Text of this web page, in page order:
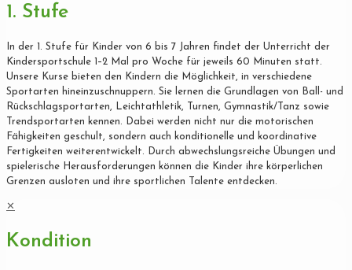
1. Stufe
In der 1. Stufe für Kinder von 6 bis 7 Jahren findet der Unterricht der
Kindersportschule 1–2 Mal pro Woche für jeweils 60 Minuten statt.
Unsere Kurse bieten den Kindern die Möglichkeit, in verschiedene
Sportarten hineinzuschnuppern. Sie lernen die Grundlagen von Ball- und
Rückschlagsportarten, Leichtathletik, Turnen, Gymnastik/Tanz sowie
Trendsportarten kennen. Dabei werden nicht nur die motorischen
Fähigkeiten geschult, sondern auch konditionelle und koordinative
Fertigkeiten weiterentwickelt. Durch abwechslungsreiche Übungen und
spielerische Herausforderungen können die Kinder ihre körperlichen
Grenzen ausloten und ihre sportlichen Talente entdecken.
✕
Kondition